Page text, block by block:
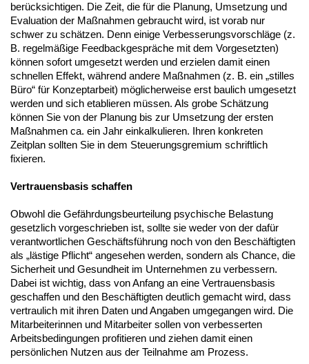
berücksichtigen. Die Zeit, die für die Planung, Umsetzung und
Evaluation der Maßnahmen gebraucht wird, ist vorab nur
schwer zu schätzen. Denn einige Verbesserungsvorschläge (z.
B. regelmäßige Feedbackgespräche mit dem Vorgesetzten)
können sofort umgesetzt werden und erzielen damit einen
schnellen Effekt, während andere Maßnahmen (z. B. ein „stilles
Büro“ für Konzeptarbeit) möglicherweise erst baulich umgesetzt
werden und sich etablieren müssen. Als grobe Schätzung
können Sie von der Planung bis zur Umsetzung der ersten
Maßnahmen ca. ein Jahr einkalkulieren. Ihren konkreten
Zeitplan sollten Sie in dem Steuerungsgremium schriftlich
fixieren.
Vertrauensbasis schaffen
Obwohl die Gefährdungsbeurteilung psychische Belastung
gesetzlich vorgeschrieben ist, sollte sie weder von der dafür
verantwortlichen Geschäftsführung noch von den Beschäftigten
als „lästige Pflicht“ angesehen werden, sondern als Chance, die
Sicherheit und Gesundheit im Unternehmen zu verbessern.
Dabei ist wichtig, dass von Anfang an eine Vertrauensbasis
geschaffen und den Beschäftigten deutlich gemacht wird, dass
vertraulich mit ihren Daten und Angaben umgegangen wird. Die
Mitarbeiterinnen und Mitarbeiter sollen von verbesserten
Arbeitsbedingungen profitieren und ziehen damit einen
persönlichen Nutzen aus der Teilnahme am Prozess.